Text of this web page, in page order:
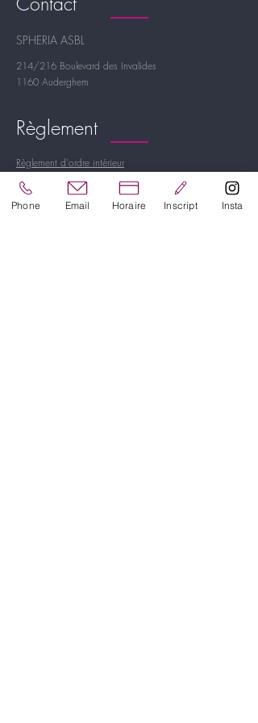
SPHERIA ASBL
214/216 Boulevard des Invalides
1160 Auderghem
Règlement
Règlement d'ordre intérieur
RGPD
info@spheria.be
Phone Email Horaire Inscript Insta